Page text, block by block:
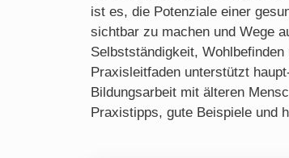
ist es, die Potenziale einer
sichtbar zu machen und Wege
Selbstständigkeit,
Praxisleitfaden unterstützt
Bildungsarbeit mit älteren
Praxistipps, gute Beispiele und